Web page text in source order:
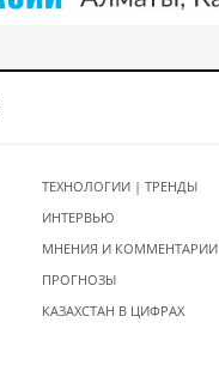
ТЕХНОЛОГИИ | ТРЕНДЫ
ИНТЕРВЬЮ
МНЕНИЯ И КОММЕНТАРИИ
ПРОГНОЗЫ
КАЗАХСТАН В ЦИФРАХ